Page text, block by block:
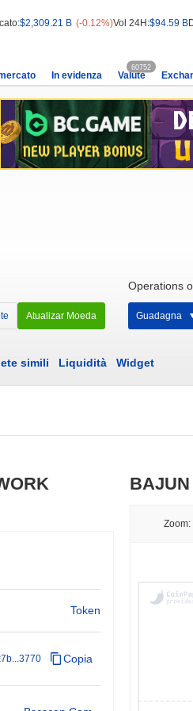
$2,309.21 B (-0.12%)Vol 24H:$94.59 B
In evidenza Valute
60752
Atualizar Moeda
Operations
Guadagna
simili Liquidità Widget
Token
Copia
Zoom: